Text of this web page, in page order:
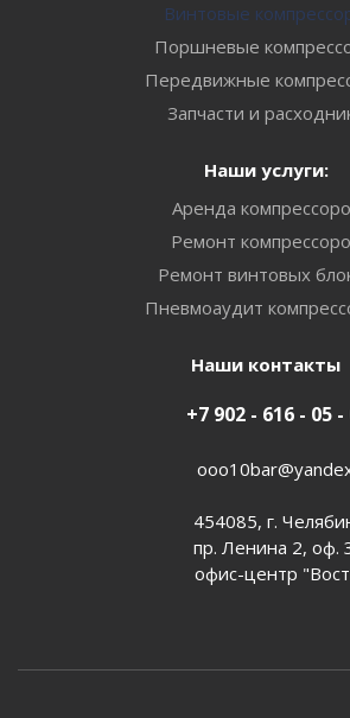
Винтовые
Поршневые
Передвижные
Запчасти и
Наши услуги:
Аренда
Ремонт
Ремонт винтовых
Пневмоаудит
Наши контакты
+7 902 - 616 - 05 -
454085, г.
пр. Ленина 2, оф.
офис-центр